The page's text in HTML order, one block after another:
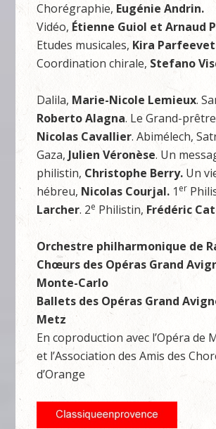
Chorégraphie, Eugénie Andrin.
Vidéo, Étienne Guiol et Arnaud
Etudes musicales, Kira
Coordination chirale, Stefano
Dalila, Marie-Nicole Lemieux.
Roberto Alagna. Le Grand-
Nicolas Cavallier. Abimélech,
Gaza, Julien Véronèse. Un
philistin, Christophe Berry. Un
hébreu, Nicolas Courjal. 1 er
Larcher. 2e Philistin, Frédéric
Orchestre philharmonique de
Chœurs des Opéras Grand
Monte-Carlo
Ballets des Opéras Grand
Metz
En coproduction avec l’Opéra de
et l’Association des Amis des
d’Orange